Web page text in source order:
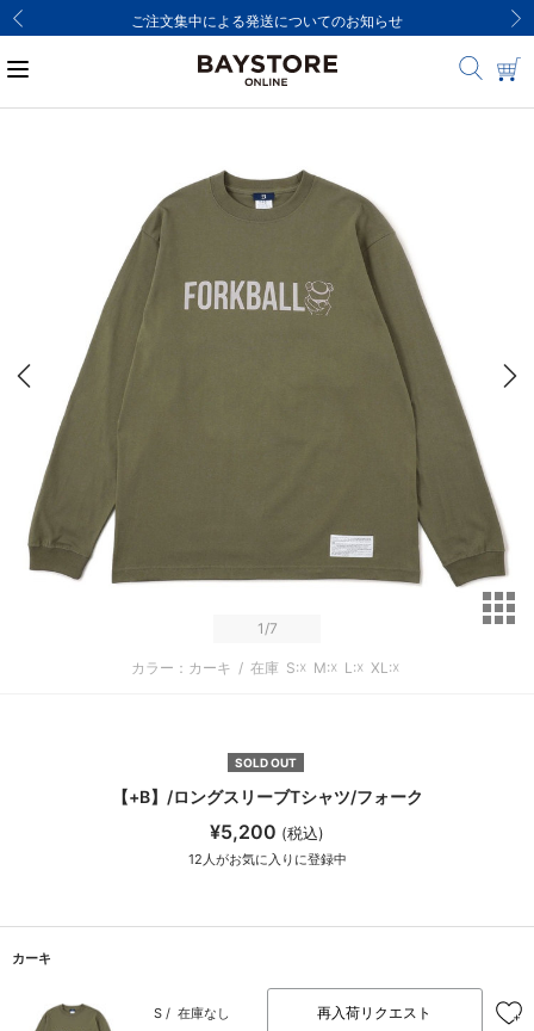
ご注文集中による発送についてのお知らせ
1/7
カラー：カーキ / 在庫 S:☓ M:☓ L:☓ XL:☓
SOLD OUT
【+B】/ロングスリーブTシャツ/フォーク
¥5,200 (税込)
12 人がお気に入りに登録中
カーキ
S / 在庫なし 再入荷リクエスト